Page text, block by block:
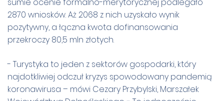
sumie ocenie formalno-merytorycznej podlegało
2870 wniosków. Aż 2068 z nich uzyskało wynik
pozytywny, a łączna kwota dofinansowania
przekroczy 80,5 mln złotych.
- Turystyka to jeden z sektorów gospodarki, który
najdotkliwiej odczuł kryzys spowodowany pandemią
koronawirusa – mówi Cezary Przybylski, Marszałek